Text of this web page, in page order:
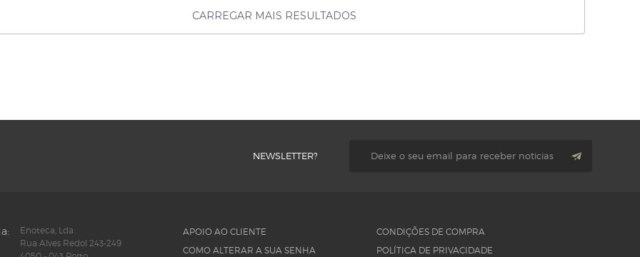
CARREGAR MAIS RESULTADOS
NEWSLETTER?
Enoteca, Lda.
Rua Alves Redol 243-249
APOIO AO CLIENTE
COMO ALTERAR A SUA SENHA
CONDIÇÕES DE COMPRA
POLÍTICA DE PRIVACIDADE